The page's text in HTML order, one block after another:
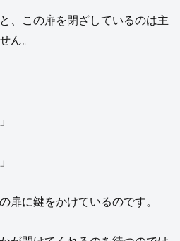
、この扉を閉ざしているのは主
ん。
扉に鍵をかけているのです。